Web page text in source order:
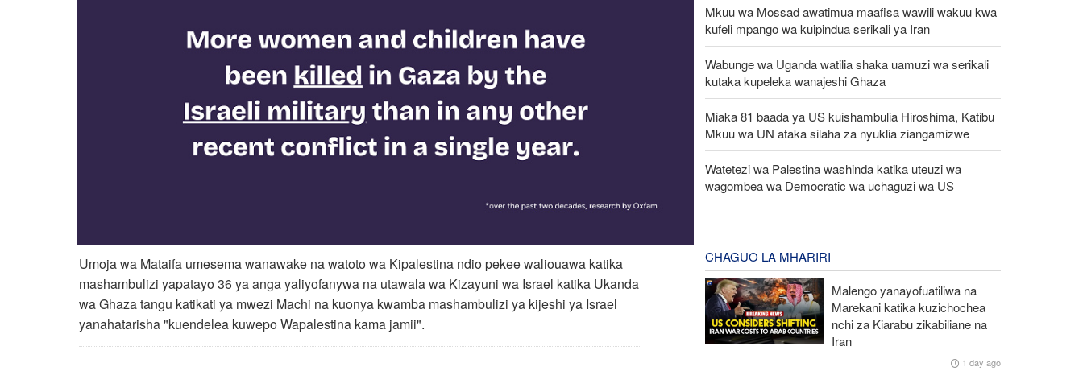
Umoja wa Mataifa umesema wanawake na watoto wa Kipalestina ndio pekee waliouawa katika
mashambulizi yapatayo 36 ya anga yaliyofanywa na utawala wa Kizayuni wa Israel katika Ukanda
wa Ghaza tangu katikati ya mwezi Machi na kuonya kwamba mashambulizi ya kijeshi ya Israel
yanahatarisha "kuendelea kuwepo Wapalestina kama jamii".
Mkuu wa Mossad awatimua maafisa wawili wakuu kwa
kufeli mpango wa kuipindua serikali ya Iran
Wabunge wa Uganda watilia shaka uamuzi wa serikali
kutaka kupeleka wanajeshi Ghaza
Miaka 81 baada ya US kuishambulia Hiroshima, Katibu
Mkuu wa UN ataka silaha za nyuklia ziangamizwe
Watetezi wa Palestina washinda katika uteuzi wa
wagombea wa Democratic wa uchaguzi wa US
CHAGUO LA MHARIRI
Malengo yanayofuatiliwa na
Marekani katika kuzichochea
nchi za Kiarabu zikabiliane na
Iran
1 day ago